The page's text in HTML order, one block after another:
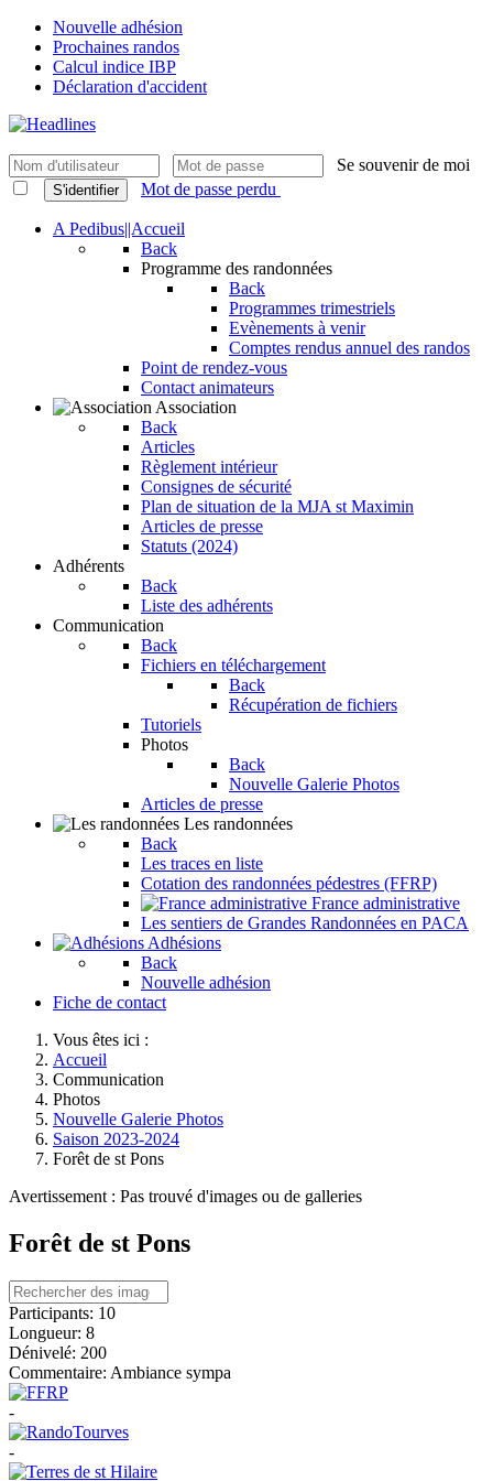
Nouvelle adhésion
Prochaines randos
Calcul indice IBP
Déclaration d'accident
Se souvenir de moi
S'identifier Mot de passe perdu
A Pedibus||Accueil
Back
Programme des randonnées
Back
Programmes trimestriels
Evènements à venir
Comptes rendus annuel des randos
Point de rendez-vous
Contact animateurs
Association
Back
Articles
Règlement intérieur
Consignes de sécurité
Plan de situation de la MJA st Maximin
Articles de presse
Statuts (2024)
Adhérents
Back
Liste des adhérents
Communication
Back
Fichiers en téléchargement
Back
Récupération de fichiers
Tutoriels
Photos
Back
Nouvelle Galerie Photos
Articles de presse
Les randonnées
Back
Les traces en liste
Cotation des randonnées pédestres (FFRP)
France administrative
Les sentiers de Grandes Randonnées en PACA
Adhésions
Back
Nouvelle adhésion
Fiche de contact
Vous êtes ici :
Accueil
Communication
Photos
Nouvelle Galerie Photos
Saison 2023-2024
Forêt de st Pons
Avertissement : Pas trouvé d'images ou de galleries
Forêt de st Pons
Participants: 10
Longueur: 8
Dénivelé: 200
Commentaire: Ambiance sympa
-
-